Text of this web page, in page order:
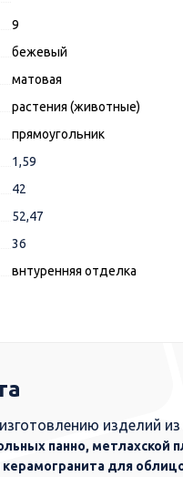
9
бежевый
матовая
растения (животные)
прямоугольник
1,59
42
52,47
36
внтуренняя отделка
изделий из
панно, метлахской
для